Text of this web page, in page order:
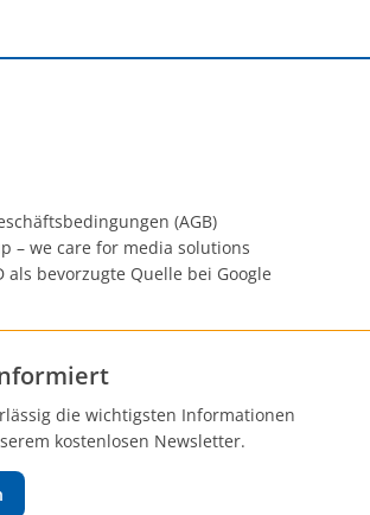
(AGB)
– we care for media solutions
als bevorzugte Quelle bei Google
die wichtigsten Informationen
kostenlosen Newsletter.